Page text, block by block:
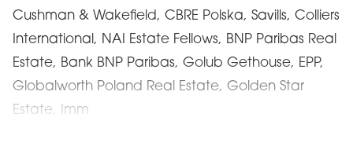
Cushman & Wakefield, CBRE Polska, Savills, Colliers
International, NAI Estate Fellows, BNP Paribas Real
Estate, Bank BNP Paribas, Golub Gethouse, EPP,
Globalworth Poland Real Estate, Golden Star
Estate, Imm